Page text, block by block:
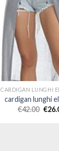
CARDIGAN LUNGHI
cardigan lunghi
€42.00 €